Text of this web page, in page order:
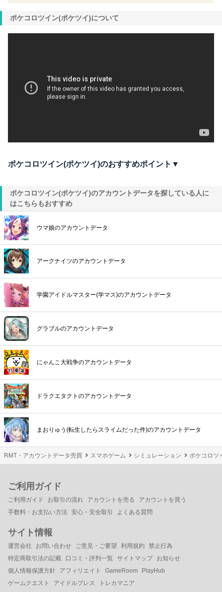
ポケコロツイン(ポケツイ)について
ポケコロツイン(ポケツイ)のおすすめポイント▼
ポケコロツイン(ポケツイ)のアカウントデータを探している人に
はこちらもおすすめ
ウマ娘のアカウントデータ
アークナイツのアカウントデータ
学園アイドルマスター(学マス)のアカウントデータ
グラブルのアカウントデータ
にゃんこ大戦争のアカウントデータ
ドラクエタクトのアカウントデータ
まおりゅう(転生したらスライムだった件)のアカウントデータ
RMT・アカウントデータ売買 スマホゲーム シミュレーション ポケコロツ
ご利用ガイド
ご利用ガイド お取引の流れ アカウントを売る
アカウントを買う
手数料・お支払い方法 安心・安全取引 よくある質問
サイト情報
運営会社 お問い合わせ ご意見・ご要望 利用規約
禁止行為
特定商取引法の記載
口コミ・評判一覧 サイトマップ
お知らせ
個人情報保護方針
アフィリエイト GameRoom
PlayHub
ゲームクエスト
アイドルプレス トレカマニア